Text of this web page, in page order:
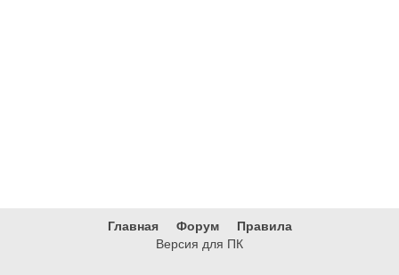
Главная Форум
Правила
Версия для ПК